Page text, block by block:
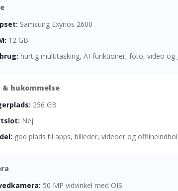
Samsung Exynos 2600
12 GB
hurtig multitasking, AI-funktioner, foto, video og
& hukommelse
256 GB
Nej
god plads til apps, billeder, videoer og
50 MP vidvinkel med OIS